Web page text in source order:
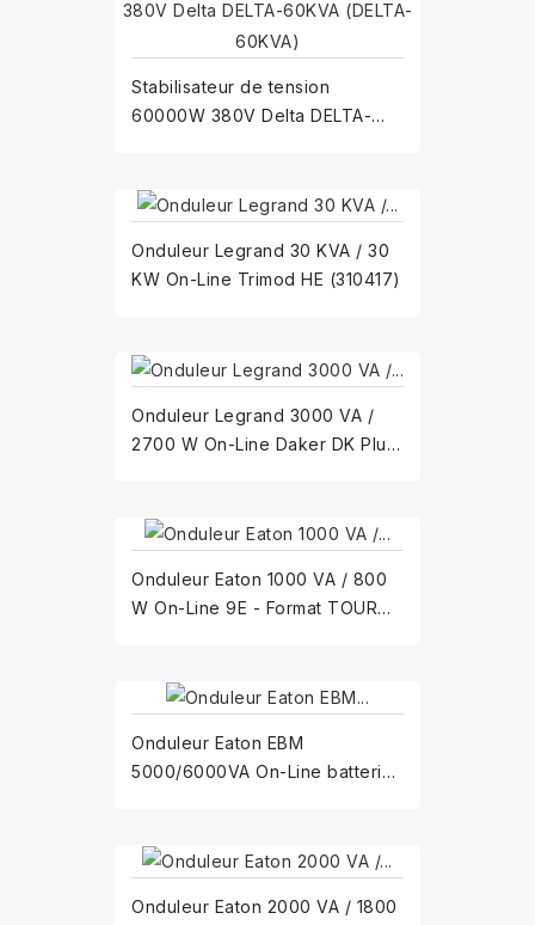
Stabilisateur de tension
60000W 380V Delta DELTA-
Onduleur Legrand 30 KVA / 30
KW On-Line Trimod HE (310417)
Onduleur Legrand 3000 VA /
2700 W On-Line Daker DK Plus
Onduleur Eaton 1000 VA / 800
W On-Line 9E - Format TOUR
Onduleur Eaton EBM
5000/6000VA On-Line batteries
Onduleur Eaton 2000 VA / 1800